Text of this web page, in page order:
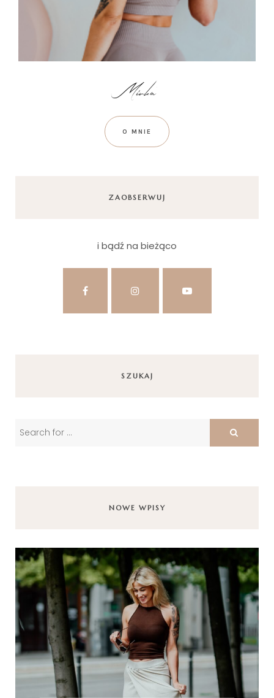
O MNIE
ZAOBSERWUJ
i bądź na bieżąco
SZUKAJ
NOWE WPISY